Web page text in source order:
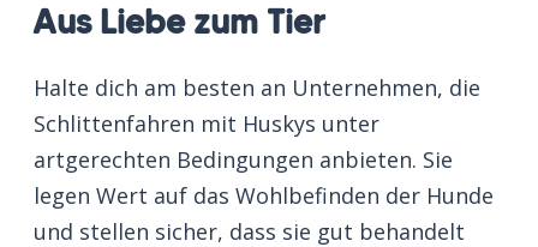
Aus Liebe zum Tier
Halte dich am besten an Unternehmen, die
Schlittenfahren mit Huskys unter
artgerechten Bedingungen anbieten. Sie
legen Wert auf das Wohlbefinden der Hunde
und stellen sicher, dass sie gut behandelt